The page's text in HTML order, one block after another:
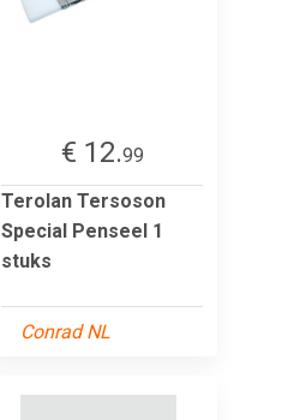
€ 12.99
Terolan Tersoson
Special Penseel 1
stuks
Conrad NL